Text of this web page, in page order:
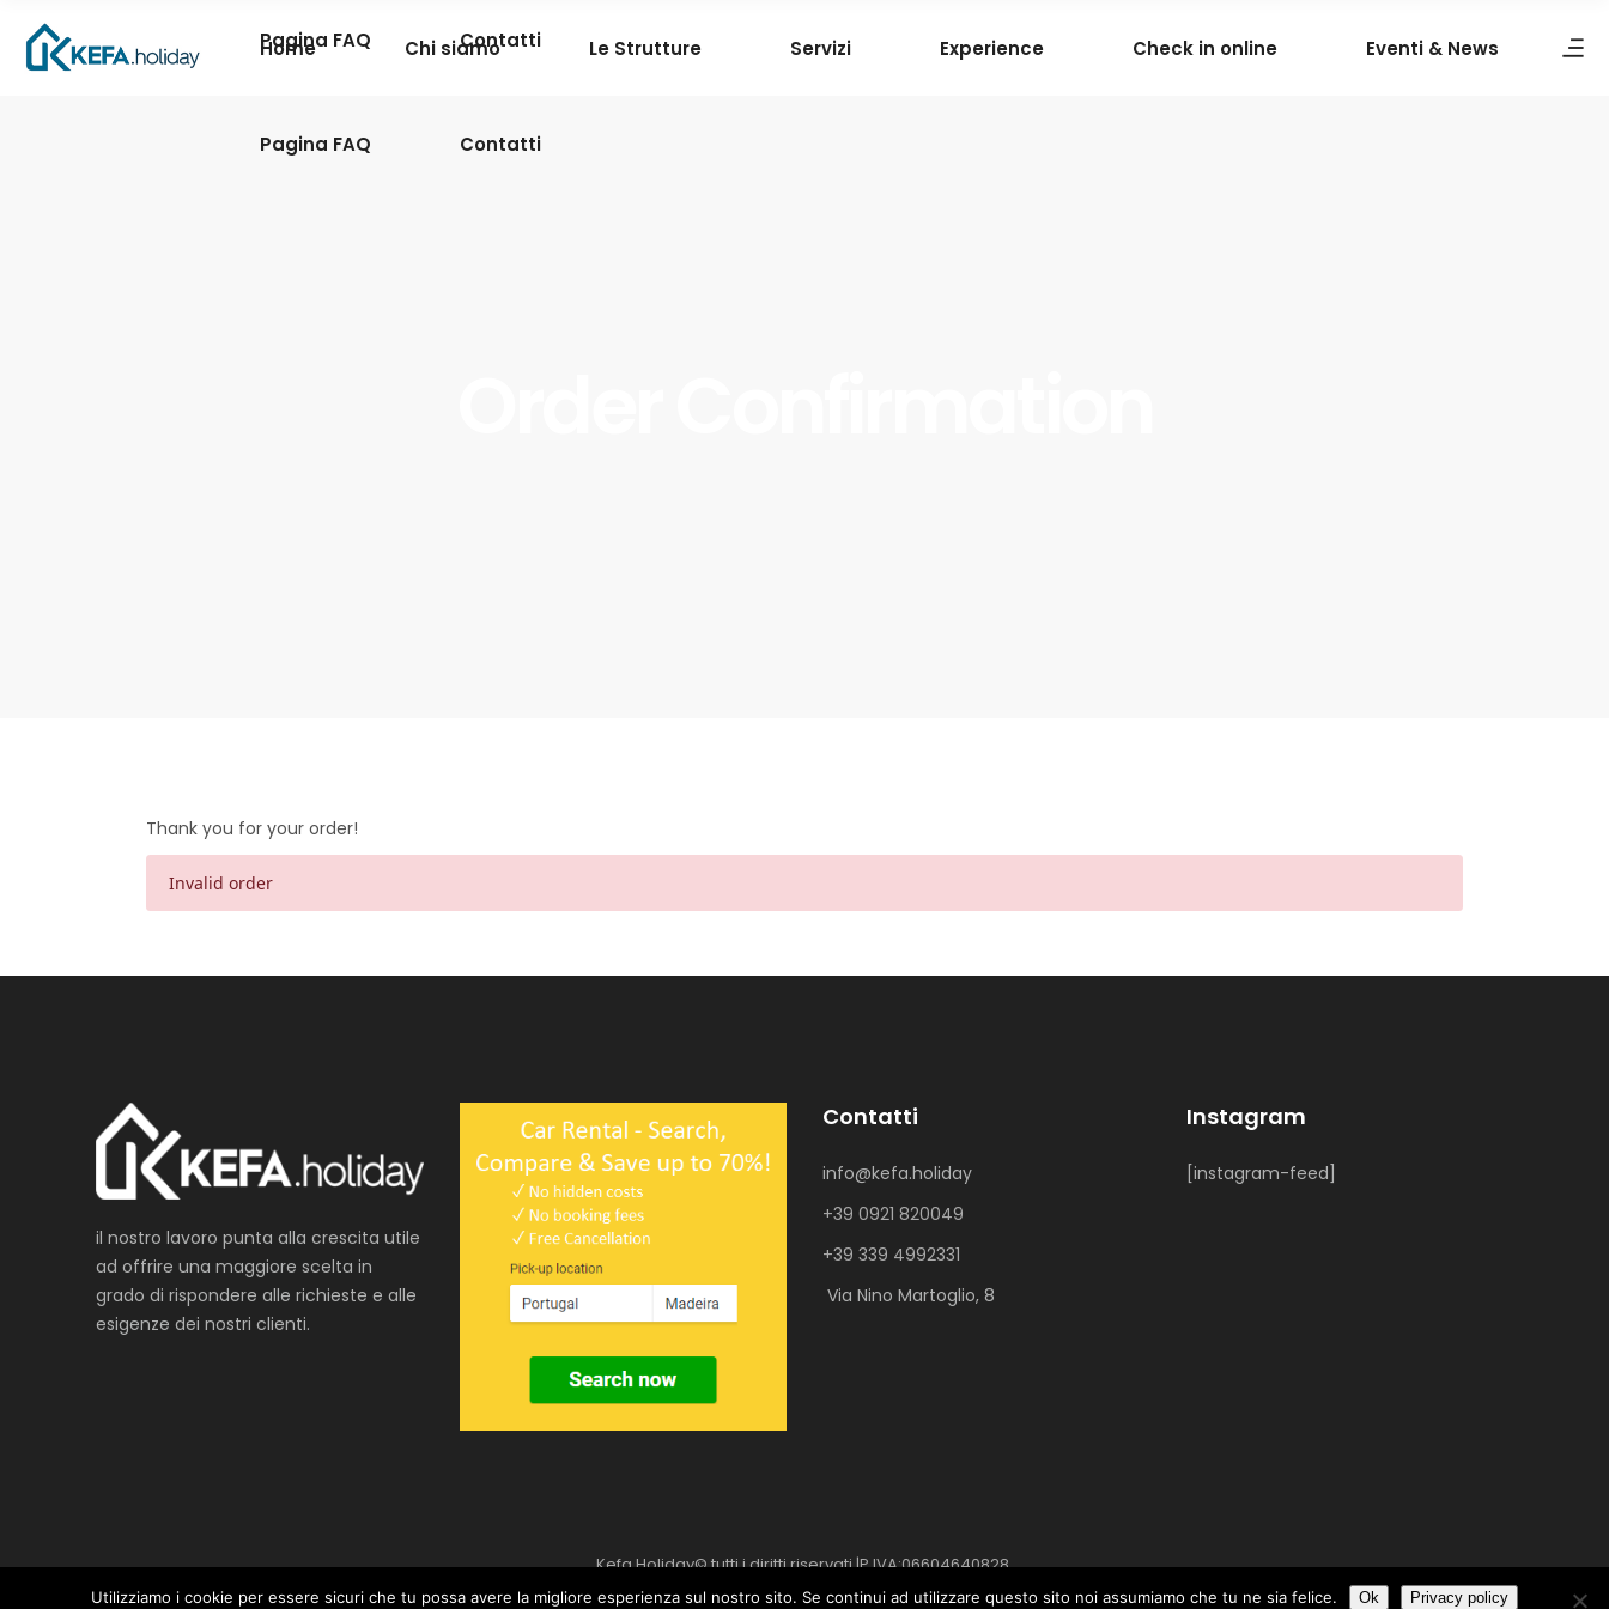
Home Chi siamo Le Strutture Servizi Experience Check in online Eventi & News
Pagina FAQ Contatti
Pagina FAQ Contatti
Thank you for your order!
Invalid order
il nostro lavoro punta alla crescita utile
ad offrire una maggiore scelta in
grado di rispondere alle richieste e alle
esigenze dei nostri clienti.
Contatti
info@kefa.holiday
+39 0921 820049
+39 339 4992331
Via Nino Martoglio, 8
Instagram
[instagram-feed]
Kefa.Holiday© tutti i diritti riservati |P.IVA:06604640828.
Powered bywebvox.it
Utilizziamo i cookie per essere sicuri che tu possa avere la migliore esperienza sul nostro sito. Se continui ad utilizzare questo sito noi assumiamo che tu ne sia felice. Ok Privacy policy